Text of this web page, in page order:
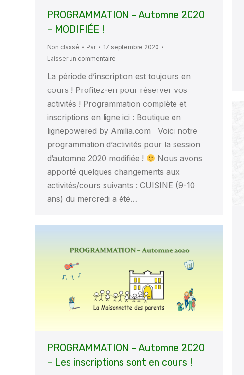
PROGRAMMATION – Automne 2020
– MODIFIÉE !
Non classé Par
17 septembre 2020
Laisser un commentaire
La période d’inscription est toujours en
cours ! Profitez-en pour réserver vos
activités ! Programmation complète et
inscriptions en ligne ici : Boutique en
lignepowered by Amilia.com Voici notre
programmation d’activités pour la session
d’automne 2020 modifiée !
Nous avons
apporté quelques changements aux
activités/cours suivants : CUISINE (9-10
ans) du mercredi a été…
PROGRAMMATION – Automne 2020
– Les inscriptions sont en cours !